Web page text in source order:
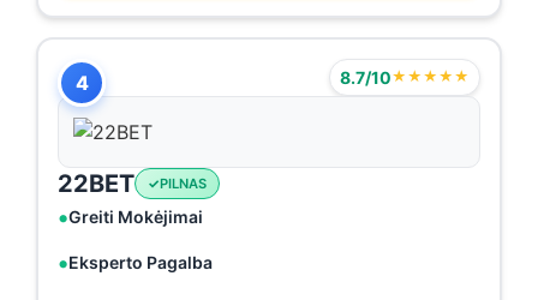
4 8.7/10★★★★★
22BET PILNAS
Greiti Mokėjimai
Eksperto Pagalba